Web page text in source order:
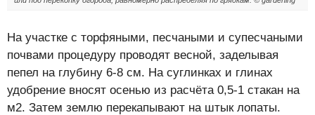
На участке с торфяными, песчаными и супесчаными
почвами процедуру проводят весной, заделывая
пепел на глубину 6-8 см. На суглинках и глинах
удобрение вносят осенью из расчёта 0,5-1 стакан на
м2. Затем землю перекапывают на штык лопаты.